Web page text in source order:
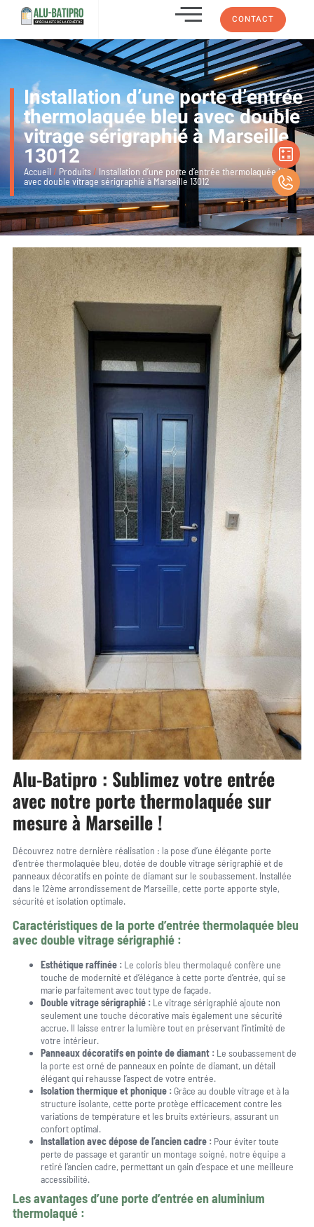
CONTACT
Installation d’une porte d’entrée
thermolaquée bleu avec double
vitrage sérigraphié à Marseille
13012
Accueil / Produits/Installation d’une porte d’entrée thermolaquée bleu
avec double vitrage sérigraphié à Marseille 13012
Alu-Batipro : Sublimez votre entrée
avec notre porte thermolaquée sur
mesure à Marseille !
Découvrez notre dernière réalisation : la pose d’une élégante porte
d’entrée thermolaquée bleu, dotée de double vitrage sérigraphié et de
panneaux décoratifs en pointe de diamant sur le soubassement. Installée
dans le 12ème arrondissement de Marseille, cette porte apporte style,
sécurité et isolation optimale.
Caractéristiques de la porte d’entrée thermolaquée bleu
avec double vitrage sérigraphié :
Esthétique raffinée :Le coloris bleu thermolaqué confère une
touche de modernité et d’élégance à cette porte d’entrée, qui se
marie parfaitement avec tout type de façade.
Double vitrage sérigraphié :Le vitrage sérigraphié ajoute non
seulement une touche décorative mais également une sécurité
accrue. Il laisse entrer la lumière tout en préservant l’intimité de
votre intérieur.
Panneaux décoratifs en pointe de diamant :Le soubassement de
la porte est orné de panneaux en pointe de diamant, un détail
élégant qui rehausse l’aspect de votre entrée.
Isolation thermique et phonique :Grâce au double vitrage et à la
structure isolante, cette porte protège efficacement contre les
variations de température et les bruits extérieurs, assurant un
confort optimal.
Installation avec dépose de l’ancien cadre :Pour éviter toute
perte de passage et garantir un montage soigné, notre équipe a
retiré l’ancien cadre, permettant un gain d’espace et une meilleure
accessibilité.
Les avantages d’une porte d’entrée en aluminium
thermolaqué :